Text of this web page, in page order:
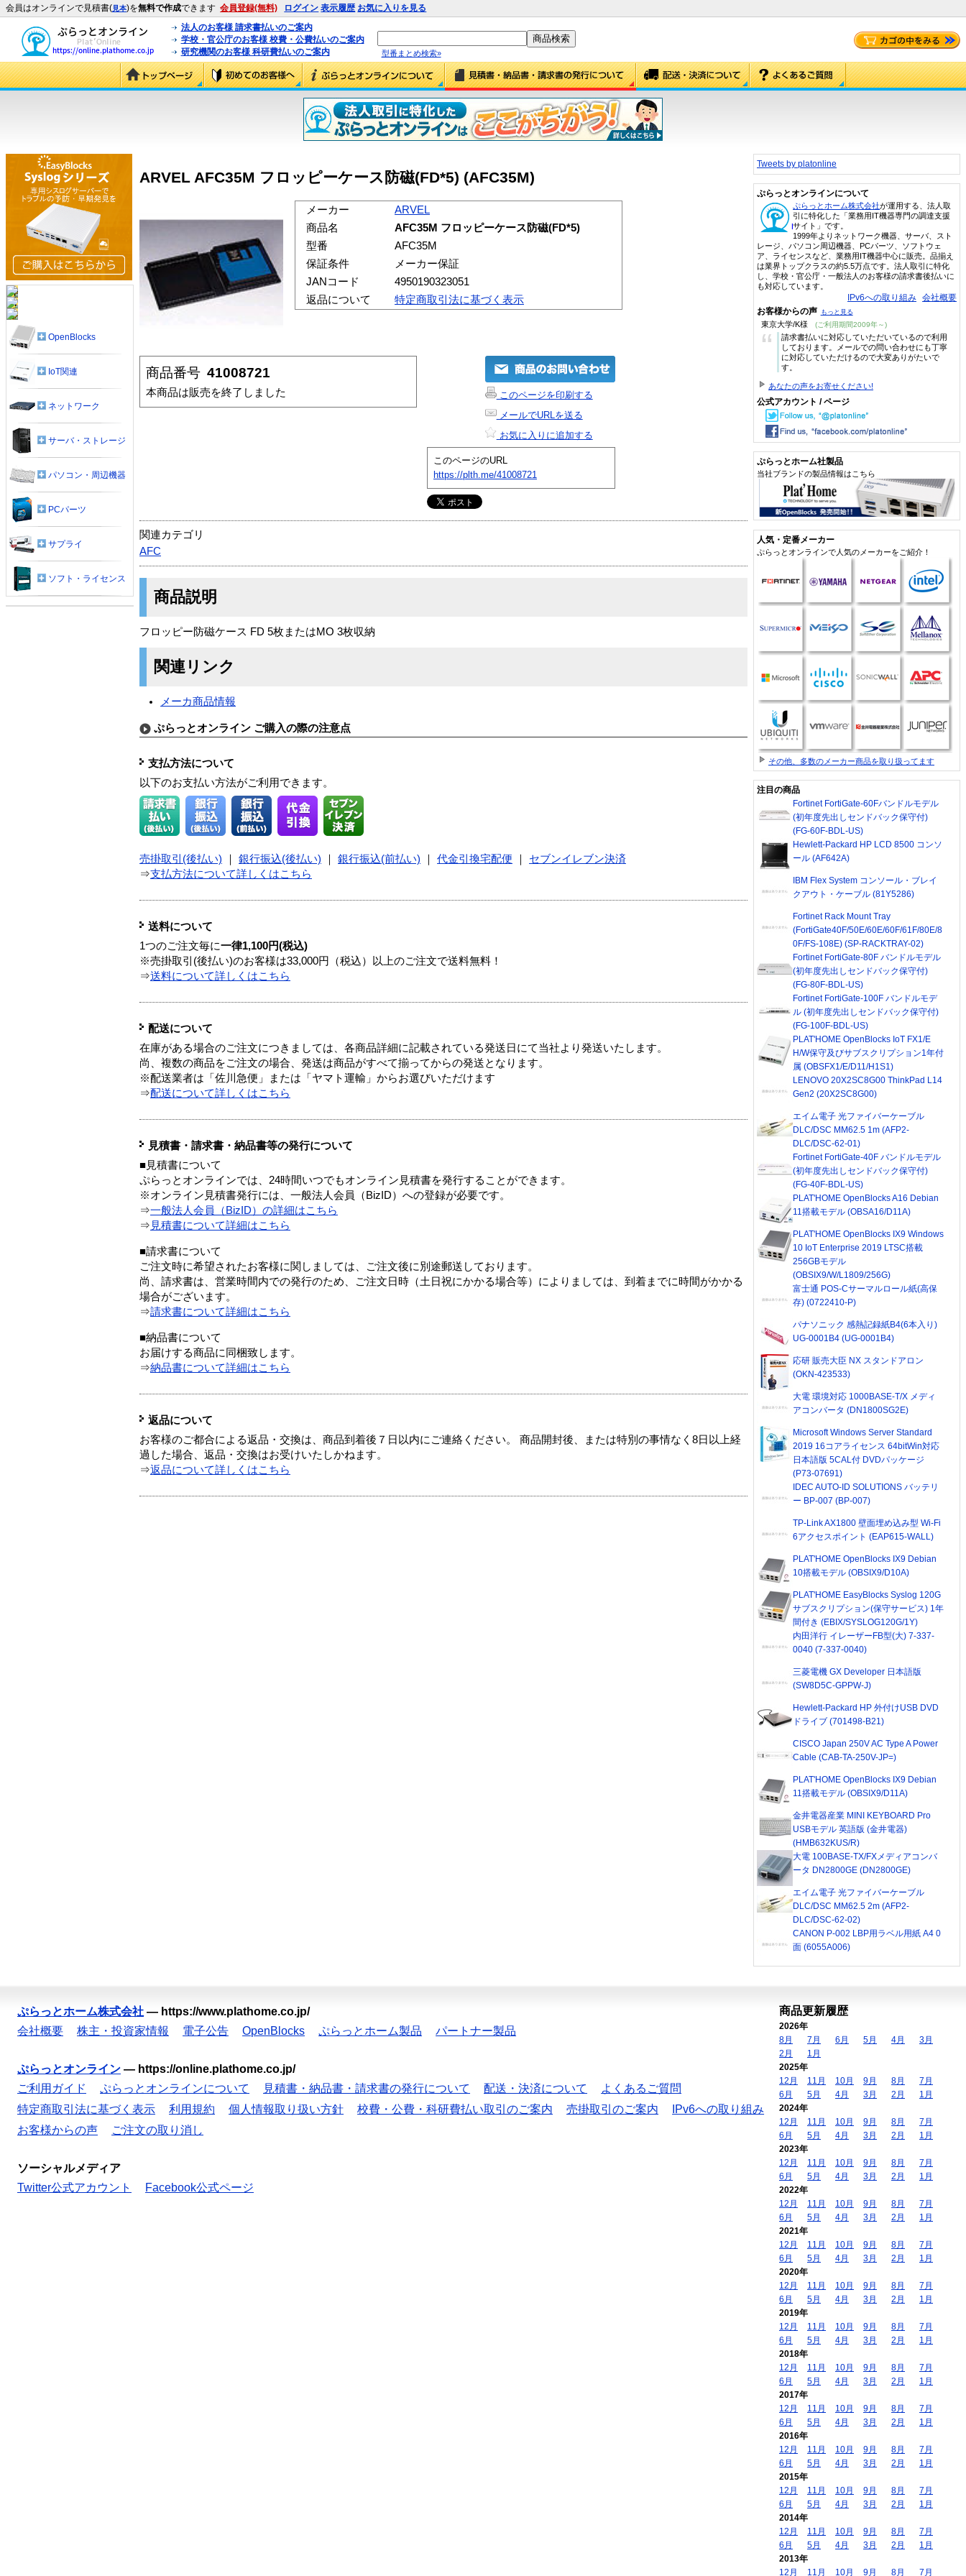
会員はオンラインで見積書(見本)を無料で作成できます 会員登録(無料) ログイン 表示履歴 お気に入りを見る
法人のお客様 請求書払いのご案内
学校・官公庁のお客様 校費・公費払いのご案内
研究機関のお客様 科研費払いのご案内
型番まとめ検索»
ARVEL AFC35M フロッピーケース防磁(FD*5) (AFC35M)
メーカー
ARVEL
商品名
AFC35M フロッピーケース防磁(FD*5)
型番
AFC35M
保証条件
メーカー保証
JANコード
4950190323051
返品について
特定商取引法に基づく表示
商品番号 41008721
本商品は販売を終了しました
このページを印刷する
メールでURLを送る
お気に入りに追加する
このページのURL
https://plth.me/41008721
関連カテゴリ
AFC
商品説明
フロッピー防磁ケース FD 5枚またはMO 3枚収納
関連リンク
メーカ商品情報
ぷらっとオンライン ご購入の際の注意点
支払方法について
以下のお支払い方法がご利用できます。
売掛取引(後払い) 銀行振込(後払い) 銀行振込(前払い) 代金引換宅配便
セブンイレブン決済
⇒支払方法について詳しくはこちら
送料について
1つのご注文毎に一律1,100円(税込)
※売掛取引(後払い)のお客様は33,000円（税込）以上のご注文で送料無料！
⇒送料について詳しくはこちら
配送について
在庫がある場合のご注文につきましては、各商品詳細に記載されている発送日にて当社より発送いたします。
尚、複数の商品をご注文の場合、発送は商品がすべて揃ってからの発送となります。
※配送業者は「佐川急便」または「ヤマト運輸」からお選びいただけます
⇒配送について詳しくはこちら
見積書・請求書・納品書等の発行について
■見積書について
ぷらっとオンラインでは、24時間いつでもオンライン見積書を発行することができます。
※オンライン見積書発行には、一般法人会員（BizID）への登録が必要です。
⇒一般法人会員（BizID）の詳細はこちら
⇒ 見積書について詳細はこちら
■請求書について
ご注文時に希望されたお客様に関しましては、ご注文後に別途郵送しております。
尚、請求書は、営業時間内での発行のため、ご注文日時（土日祝にかかる場合等）によりましては、到着までに時間がかかる
場合がございます。
⇒請求書について詳細はこちら
■納品書について
お届けする商品に同梱致します。
⇒納品書について詳細はこちら
返品について
お客様のご都合による返品・交換は、商品到着後７日以内にご連絡ください。 商品開封後、または特別の事情なく8日以上経
過した場合、返品・交換はお受けいたしかねます。
⇒返品について詳しくはこちら
OpenBlocks
IoT関連
ネットワーク
サーバ・ストレージ
パソコン・周辺機器
PCパーツ
サプライ
ソフト・ライセンス
Tweets by platonline
ぷらっとオンラインについて
ぷらっとホーム株式会社が運用する、法人取
引に特化した「業務用IT機器専門の調達支援
サイト」です。
1999年よりネットワーク機器、サーバ、スト
レージ、パソコン周辺機器、PCパーツ、ソフトウェ
ア、ライセンスなど、業務用IT機器中心に販売。品揃え
は業界トップクラスの約5.5万点です。法人取引に特化
し、学校・官公庁・一般法人のお客様の請求書後払いに
も対応しています。
IPv6への取り組み 会社概要
お客様からの声 もっと見る
東京大学/K様 (ご利用期間2009年～)
“
請求書払いに対応していただいているので利用
しております。メールでの問い合わせにも丁寧
に対応していただけるので大変ありがたいで
す。
あなたの声をお寄せください!
公式アカウント / ページ
ぷらっとホーム社製品
当社ブランドの製品情報はこちら
人気・定番メーカー
ぷらっとオンラインで人気のメーカーをご紹介！
その他、多数のメーカー商品を取り扱ってます
注目の商品
Fortinet FortiGate-60Fバンドルモデル
(初年度先出しセンドバック保守付)
(FG-60F-BDL-US)
Hewlett-Packard HP LCD 8500 コンソ
ール (AF642A)
IBM Flex System コンソール・ブレイ
クアウト・ケーブル (81Y5286)
Fortinet Rack Mount Tray
(FortiGate40F/50E/60E/60F/61F/80E/8
0F/FS-108E) (SP-RACKTRAY-02)
Fortinet FortiGate-80F バンドルモデル
(初年度先出しセンドバック保守付)
(FG-80F-BDL-US)
Fortinet FortiGate-100F バンドルモデ
ル (初年度先出しセンドバック保守付)
(FG-100F-BDL-US)
PLAT'HOME OpenBlocks IoT FX1/E
H/W保守及びサブスクリプション1年付
属 (OBSFX1/E/D11/H1S1)
LENOVO 20X2SC8G00 ThinkPad L14
Gen2 (20X2SC8G00)
エイム電子 光ファイバーケーブル
DLC/DSC MM62.5 1m (AFP2-
DLC/DSC-62-01)
Fortinet FortiGate-40F バンドルモデル
(初年度先出しセンドバック保守付)
(FG-40F-BDL-US)
PLAT'HOME OpenBlocks A16 Debian
11搭載モデル (OBSA16/D11A)
PLAT'HOME OpenBlocks IX9 Windows
10 IoT Enterprise 2019 LTSC搭載
256GBモデル
(OBSIX9/W/L1809/256G)
富士通 POS-Cサーマルロール紙(高保
存) (0722410-P)
パナソニック 感熱記録紙B4(6本入り)
UG-0001B4 (UG-0001B4)
応研 販売大臣 NX スタンドアロン
(OKN-423533)
大電 環境対応 1000BASE-T/X メディ
アコンバータ (DN1800SG2E)
Microsoft Windows Server Standard
2019 16コアライセンス 64bitWin対応
日本語版 5CAL付 DVDパッケージ
(P73-07691)
IDEC AUTO-ID SOLUTIONS バッテリ
ー BP-007 (BP-007)
TP-Link AX1800 壁面埋め込み型 Wi-Fi
6アクセスポイント (EAP615-WALL)
PLAT'HOME OpenBlocks IX9 Debian
10搭載モデル (OBSIX9/D10A)
PLAT'HOME EasyBlocks Syslog 120G
サブスクリプション(保守サービス) 1年
間付き (EBIX/SYSLOG120G/1Y)
内田洋行 イレーザーFB型(大) 7-337-
0040 (7-337-0040)
三菱電機 GX Developer 日本語版
(SW8D5C-GPPW-J)
Hewlett-Packard HP 外付けUSB DVD
ドライブ (701498-B21)
CISCO Japan 250V AC Type A Power
Cable (CAB-TA-250V-JP=)
PLAT'HOME OpenBlocks IX9 Debian
11搭載モデル (OBSIX9/D11A)
金井電器産業 MINI KEYBOARD Pro
USBモデル 英語版 (金井電器)
(HMB632KUS/R)
大電 100BASE-TX/FXメディアコンバ
ータ DN2800GE (DN2800GE)
エイム電子 光ファイバーケーブル
DLC/DSC MM62.5 2m (AFP2-
DLC/DSC-62-02)
CANON P-002 LBP用ラベル用紙 A4 0
面 (6055A006)
ぷらっとホーム株式会社 — https://www.plathome.co.jp/
会社概要
株主・投資家情報 電子公告 OpenBlocks ぷらっとホーム製品 パートナー製品
ぷらっとオンライン — https://online.plathome.co.jp/
ご利用ガイド
ぷらっとオンラインについて 見積書・納品書・請求書の発行について 配送・決済について
よくあるご質問
特定商取引法に基づく表示
利用規約 個人情報取り扱い方針 校費・公費・科研費払い取引のご案内 売掛取引のご案内
IPv6への取り組み
お客様からの声
ご注文の取り消し
ソーシャルメディア
Twitter公式アカウント
Facebook公式ページ
商品更新履歴
2026年
8月
7月 6月 5月 4月
3月
2月
1月
2025年
12月
11月 10月 9月 8月
7月
6月
5月 4月 3月 2月
1月
2024年
12月
11月 10月 9月 8月
7月
6月
5月 4月 3月 2月
1月
2023年
12月
11月 10月 9月 8月
7月
6月
5月 4月 3月 2月
1月
2022年
12月
11月 10月 9月 8月
7月
6月
5月 4月 3月 2月
1月
2021年
12月
11月 10月 9月 8月
7月
6月
5月 4月 3月 2月
1月
2020年
12月
11月 10月 9月 8月
7月
6月
5月 4月 3月 2月
1月
2019年
12月
11月 10月 9月 8月
7月
6月
5月 4月 3月 2月
1月
2018年
12月
11月 10月 9月 8月
7月
6月
5月 4月 3月 2月
1月
2017年
12月
11月 10月 9月 8月
7月
6月
5月 4月 3月 2月
1月
2016年
12月
11月 10月 9月 8月
7月
6月
5月 4月 3月 2月
1月
2015年
12月
11月 10月 9月 8月
7月
6月
5月 4月 3月 2月
1月
2014年
12月
11月 10月 9月 8月
7月
6月
5月 4月 3月 2月
1月
2013年
12月
11月 10月 9月 8月 7月